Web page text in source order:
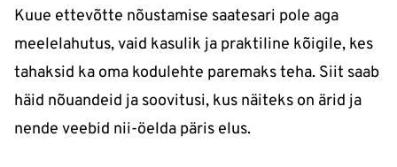
Kuue ettevõtte nõustamise saatesari pole aga
meelelahutus, vaid kasulik ja praktiline kõigile, kes
tahaksid ka oma kodulehte paremaks teha. Siit saab
häid nõuandeid ja soovitusi, kus näiteks on ärid ja
nende veebid nii-öelda päris elus.